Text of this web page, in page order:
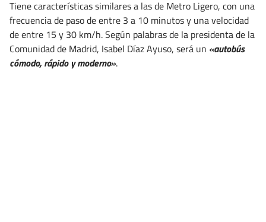
Tiene características similares a las de Metro Ligero, con una
frecuencia de paso de entre 3 a 10 minutos y una velocidad
de entre 15 y 30 km/h. Según palabras de la presidenta de la
Comunidad de Madrid, Isabel Díaz Ayuso, será un «autobús
cómodo, rápido y moderno».